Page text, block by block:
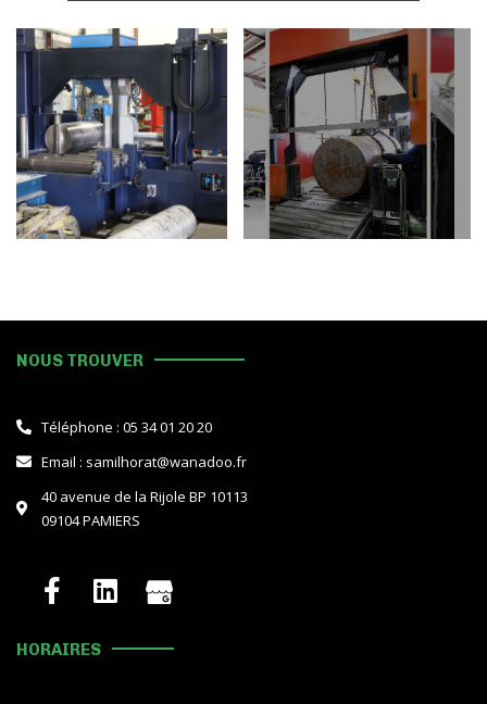
NOUS TROUVER
Téléphone : 05 34 01 20 20
Email : samilhorat@wanadoo.fr
40 avenue de la Rijole BP 10113
09104 PAMIERS
HORAIRES